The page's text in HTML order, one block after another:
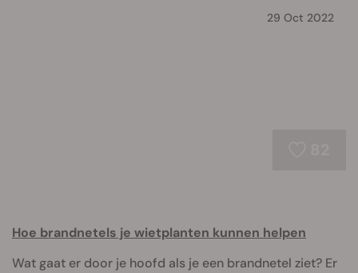
29 Oct 2022
Hoe brandnetels je wietplanten kunnen helpen
Wat gaat er door je hoofd als je een brandnetel ziet? Er